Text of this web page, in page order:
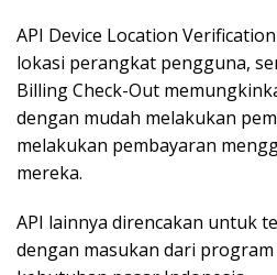
API Device Location
lokasi perangkat pengguna,
Billing Check-Out
dengan mudah melakukan
melakukan pembayaran
mereka.
API lainnya direncakan untuk
dengan masukan dari